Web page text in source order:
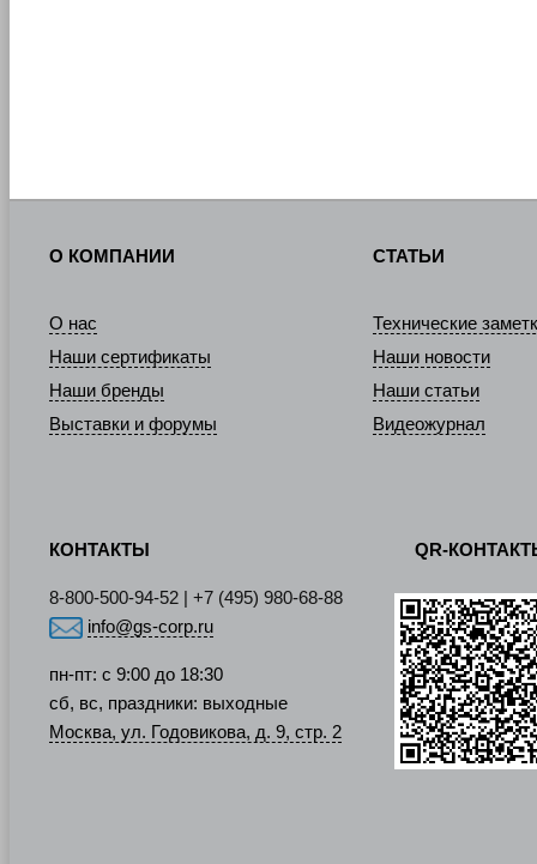
О КОМПАНИИ
О нас
Наши сертификаты
Наши бренды
Выставки и форумы
СТАТЬИ
Технические
Наши новости
Наши статьи
Видеожурнал
КОНТАКТЫ
8-800-500-94-52 | +7 (495) 980-68-88
info@gs-corp.ru
пн-пт: с 9:00 до 18:30
сб, вс, праздники: выходные
Москва, ул. Годовикова, д. 9, стр. 2
QR-